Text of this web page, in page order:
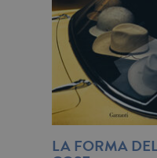
LA FORMA
_gat_UA-
_ga